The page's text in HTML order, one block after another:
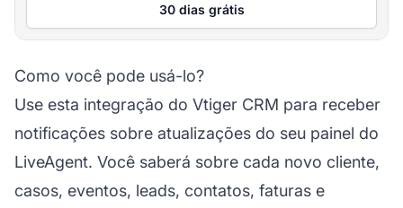
30 dias grátis
Como você pode usá-lo?
Use esta integração do Vtiger CRM para receber
notificações sobre atualizações do seu painel do
LiveAgent. Você saberá sobre cada novo cliente,
casos, eventos, leads, contatos, faturas e